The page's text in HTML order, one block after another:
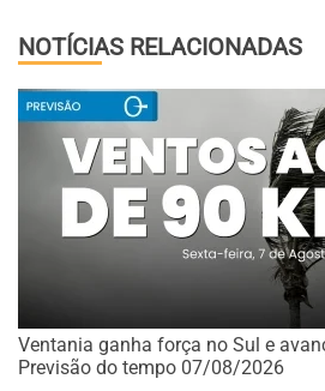
NOTÍCIAS RELACIONADAS
Ventania ganha força no Sul e
Previsão do tempo 07/08/2026